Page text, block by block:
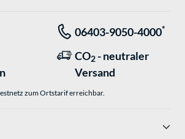
06403-9050-4000*
CO2 - neutraler
Versand
zum Ortstarif erreichbar.